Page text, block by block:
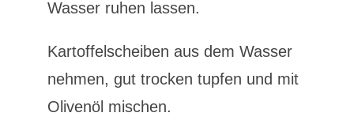
Wasser ruhen lassen.
Kartoffelscheiben aus dem Wasser
nehmen, gut trocken tupfen und mit
Olivenöl mischen.